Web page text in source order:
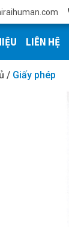
LIÊN HỆ
/ Giấy phép